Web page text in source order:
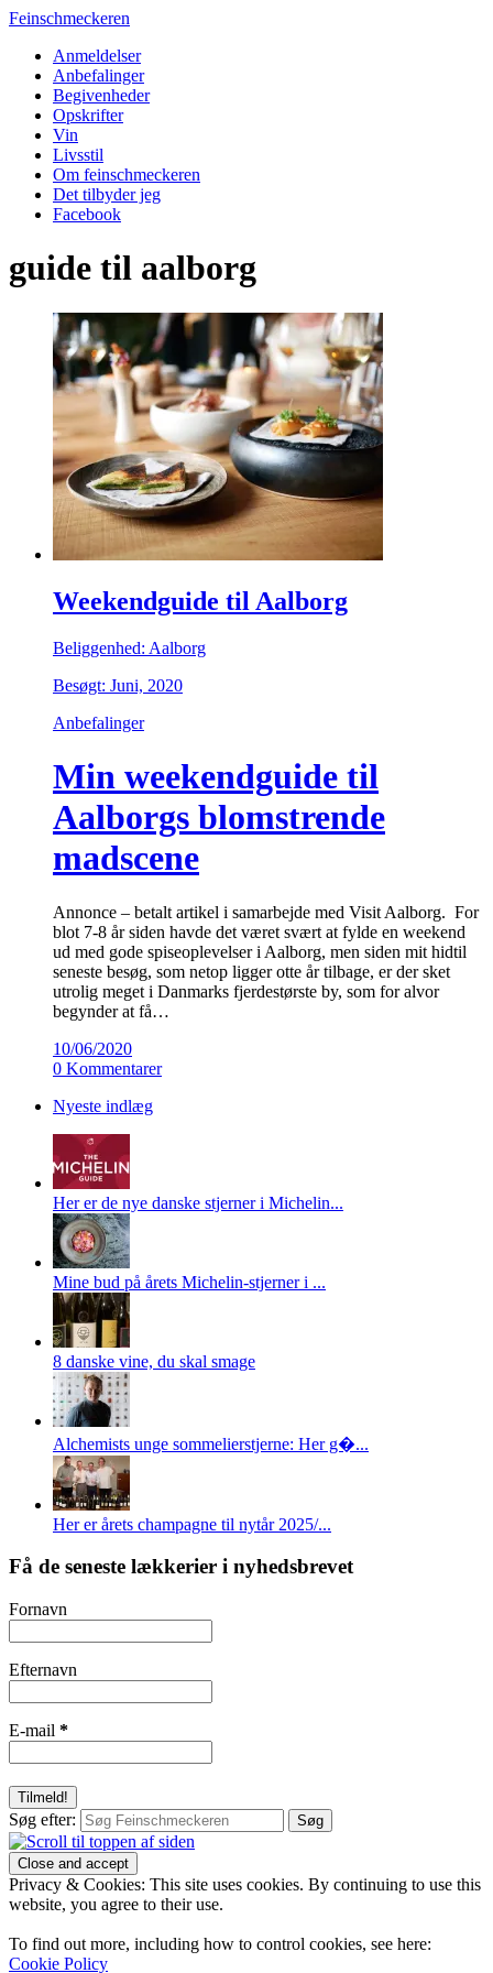
Feinschmeckeren
Anmeldelser
Anbefalinger
Begivenheder
Opskrifter
Vin
Livsstil
Om feinschmeckeren
Det tilbyder jeg
Facebook
guide til aalborg
Weekendguide til Aalborg
Beliggenhed: Aalborg
Besøgt: Juni, 2020
Anbefalinger
Min weekendguide til
Aalborgs blomstrende
madscene
Annonce – betalt artikel i samarbejde med Visit Aalborg. For
blot 7-8 år siden havde det været svært at fylde en weekend
ud med gode spiseoplevelser i Aalborg, men siden mit hidtil
seneste besøg, som netop ligger otte år tilbage, er der sket
utrolig meget i Danmarks fjerdestørste by, som for alvor
begynder at få…
10/06/2020
0 Kommentarer
Nyeste indlæg
Her er de nye danske stjerner i Michelin...
Mine bud på årets Michelin-stjerner i ...
8 danske vine, du skal smage
Alchemists unge sommelierstjerne: Her g�...
Her er årets champagne til nytår 2025/...
Få de seneste lækkerier i nyhedsbrevet
Fornavn
Efternavn
E-mail *
Søg efter:
Privacy & Cookies: This site uses cookies. By continuing to use this
website, you agree to their use.
To find out more, including how to control cookies, see here:
Cookie Policy